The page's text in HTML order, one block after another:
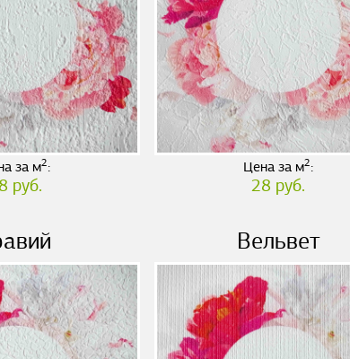
за м2:
руб.
Цена за м2:
28 руб.
Вельвет